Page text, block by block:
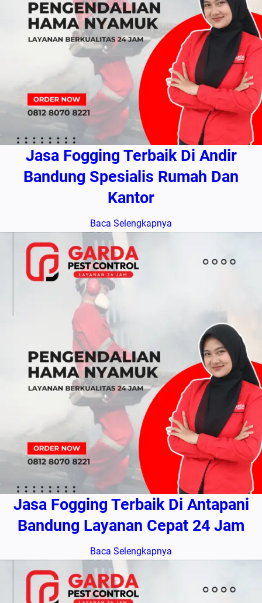
Jasa Fogging Terbaik Di Andir
Bandung Spesialis Rumah Dan
Kantor
Baca Selengkapnya
Jasa Fogging Terbaik Di Antapani
Bandung Layanan Cepat 24 Jam
Baca Selengkapnya